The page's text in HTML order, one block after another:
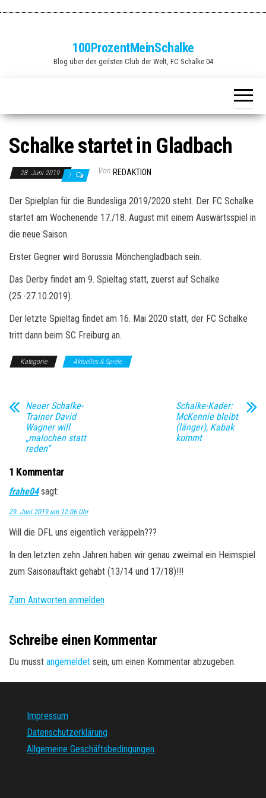
100ProzentMeinSchalke
Blog über den geilsten Club der Welt, FC Schalke 04
Schalke startet in Gladbach
28. Juni 2019 1 Von REDAKTION
Der Spielplan für die Bundesliga 2019/2020 steht. Der FC Schalke
startet am Wochenende 17./18. August mit einem Auswärtsspiel in
die neue Saison.
Erster Gegner wird Borussia Mönchengladbach sein.
Das Derby findet am 9. Spieltag statt, zuerst auf Schalke
(25.-27.10.2019).
Der letzte Spieltag findet am 16. Mai 2020 statt, der FC Schalke
tritt dann beim SC Freiburg an.
Kategorie Aktuelles & Spiele
Neuer Schalke-
Trainer David
Wagner will
„malochen statt
reden“
Schalke-Kader:
McKennie bleibt
(länger), Kabak
kommt
1 Kommentar
frahe04 sagt:
29. Juni 2019 um 12:06 Uhr
Will die DFL uns eigentlich veräppeln???
In den letzten zehn Jahren haben wir genau zweimal ein Heimspiel
zum Saisonauftakt gehabt (13/14 und 17/18)!!!
Zum Antworten anmelden
Schreibe einen Kommentar
Du musst angemeldet sein, um einen Kommentar abzugeben.
Impressum
Datenschutzerklärung
Allgemeine Geschäftsbedingungen